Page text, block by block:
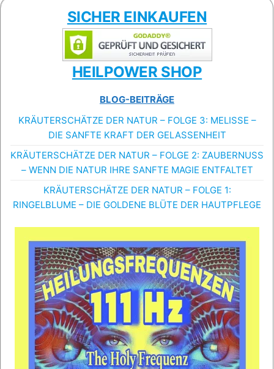
SICHER EINKAUFEN
HEILPOWER SHOP
BLOG-BEITRÄGE
KRÄUTERSCHÄTZE DER NATUR – FOLGE 3: MELISSE –
DIE SANFTE KRAFT DER GELASSENHEIT
KRÄUTERSCHÄTZE DER NATUR – FOLGE 2: ZAUBERNUSS
– WENN DIE NATUR IHRE SANFTE MAGIE ENTFALTET
KRÄUTERSCHÄTZE DER NATUR – FOLGE 1:
RINGELBLUME – DIE GOLDENE BLÜTE DER HAUTPFLEGE